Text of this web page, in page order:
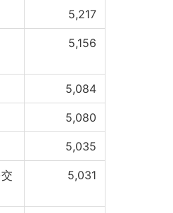
5,217
5,156
5,084
5,080
5,035
5,031